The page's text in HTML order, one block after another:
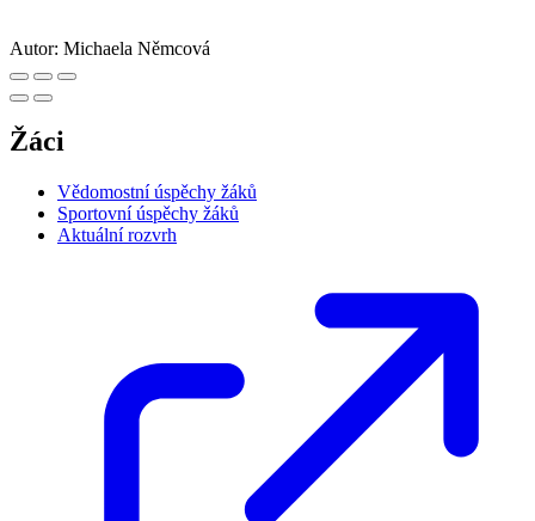
Autor: Michaela Němcová
Žáci
Vědomostní úspěchy žáků
Sportovní úspěchy žáků
Aktuální rozvrh